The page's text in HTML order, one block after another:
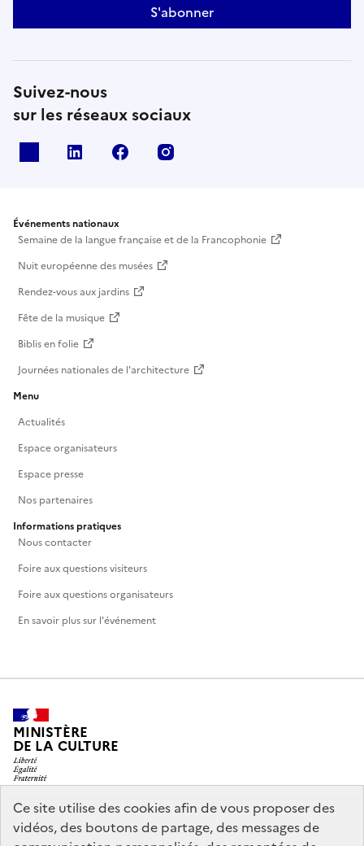
Ce site utilise des cookies afin de vous proposer des
vidéos, des boutons de partage, des messages de
S'abonner
Suivez-nous
sur les réseaux sociaux
Linkedin Facebook
Événements nationaux
Semaine de la langue française et de la Francophonie
Nuit européenne des musées
Rendez-vous aux jardins
Fête de la musique
Biblis en folie
Journées nationales de l'architecture
Menu
Actualités
Espace organisateurs
Espace presse
Nos partenaires
Informations pratiques
Nous contacter
Foire aux questions visiteurs
Foire aux questions organisateurs
En savoir plus sur l'événement
MINISTÈRE
DE LA CULTURE
legifrance.gouv.fr info.gouv.fr